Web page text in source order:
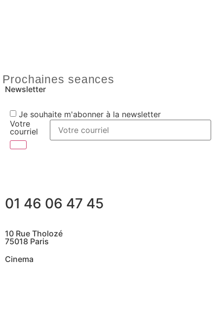
Prochaines seances
Newsletter
Je souhaite m'abonner à la newsletter
Votre
courriel
01 46 06 47 45
10 Rue Tholozé
75018 Paris
Cinema